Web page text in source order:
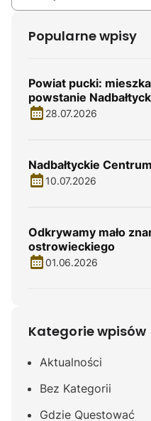
Popularne wpisy
Powiat pucki:
powstanie
28.07.2026
Nadbałtyckie
10.07.2026
Odkrywamy mało
ostrowieckiego
01.06.2026
Kategorie wpisów
Aktualności
Bez Kategorii
Gdzie Questować